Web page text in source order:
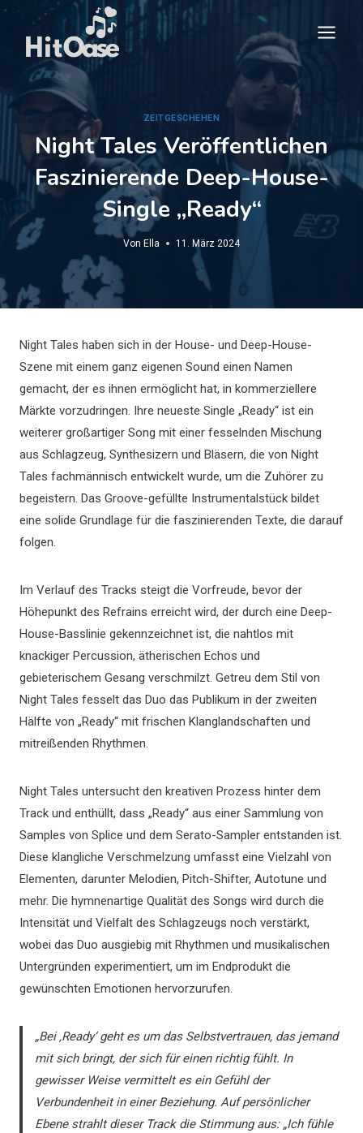
Zum
springen
ZEITGESCHEHEN
Night Tales Veröffentlichen
Faszinierende Deep-House-
Single „Ready“
Von Ella 11. März 2024
Night Tales haben sich in der House- und Deep-House-
Szene mit einem ganz eigenen Sound einen Namen
gemacht, der es ihnen ermöglicht hat, in kommerziellere
Märkte vorzudringen. Ihre neueste Single „Ready“ ist ein
weiterer großartiger Song mit einer fesselnden Mischung
aus Schlagzeug, Synthesizern und Bläsern, die von Night
Tales fachmännisch entwickelt wurde, um die Zuhörer zu
begeistern. Das Groove-gefüllte Instrumentalstück bildet
eine solide Grundlage für die faszinierenden Texte, die darauf
folgen.
Im Verlauf des Tracks steigt die Vorfreude, bevor der
Höhepunkt des Refrains erreicht wird, der durch eine Deep-
House-Basslinie gekennzeichnet ist, die nahtlos mit
knackiger Percussion, ätherischen Echos und
gebieterischem Gesang verschmilzt. Getreu dem Stil von
Night Tales fesselt das Duo das Publikum in der zweiten
Hälfte von „Ready“ mit frischen Klanglandschaften und
mitreißenden Rhythmen.
Night Tales untersucht den kreativen Prozess hinter dem
Track und enthüllt, dass „Ready“ aus einer Sammlung von
Samples von Splice und dem Serato-Sampler entstanden ist.
Diese klangliche Verschmelzung umfasst eine Vielzahl von
Elementen, darunter Melodien, Pitch-Shifter, Autotune und
mehr. Die hymnenartige Qualität des Songs wird durch die
Intensität und Vielfalt des Schlagzeugs noch verstärkt,
wobei das Duo ausgiebig mit Rhythmen und musikalischen
Untergründen experimentiert, um im Endprodukt die
gewünschten Emotionen hervorzurufen.
„Bei ‚Ready‘ geht es um das Selbstvertrauen, das jemand
mit sich bringt, der sich für einen richtig fühlt. In
gewisser Weise vermittelt es ein Gefühl der
Verbundenheit in einer Beziehung. Auf persönlicher
Ebene strahlt dieser Track die Stimmung aus: „Ich fühle